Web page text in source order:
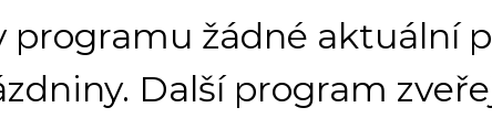
žádné aktuální
Další program